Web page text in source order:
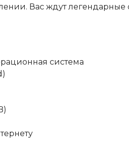
Вас ждут легендарные
система